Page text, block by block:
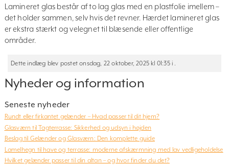
Lamineret glas består af to lag glas med en plastfolie imellem –
det holder sammen, selv hvis det revner. Hærdet lamineret glas
er ekstra stærkt og velegnet til blæsende eller offentlige
områder.
Dette indlæg blev postet onsdag, 22 oktober, 2025 kl 01:35 i .
Nyheder og information
Seneste nyheder
Rundt eller firkantet gelænder – Hvad passer til dit hjem?
Glasværn til Tagterrasse: Sikkerhed og udsyn i højden
Beslag til Gelænder og Glasværn: Den komplette guide
Lamelhegn til have og terrasse: moderne afskærmning med lav vedligeholdelse
Hvilket gelænder passer til din altan – og hvor finder du det?